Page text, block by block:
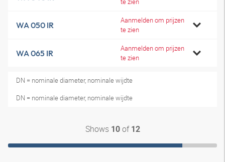
WA 050 IR
Aanmelden om prijzen
te zien
WA 065 IR
Aanmelden om prijzen
te zien
DN = nominale diameter, nominale wijdte
DN = nominale diameter, nominale wijdte
Shows 10of 12